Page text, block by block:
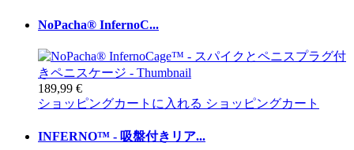
NoPacha® InfernoC...
189,99 €
ショッピングカートに入れる ショッピングカート
INFERNO™ - 吸盤付きリア...